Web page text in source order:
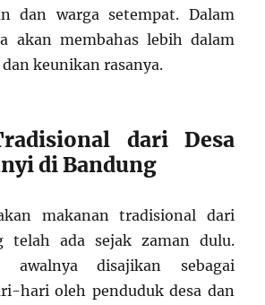
dan warga setempat. Dalam
akan membahas lebih dalam
keunikan rasanya.
dari Desa
di Bandung
makanan tradisional dari
telah ada sejak zaman dulu.
awalnya disajikan sebagai
hari oleh penduduk desa dan